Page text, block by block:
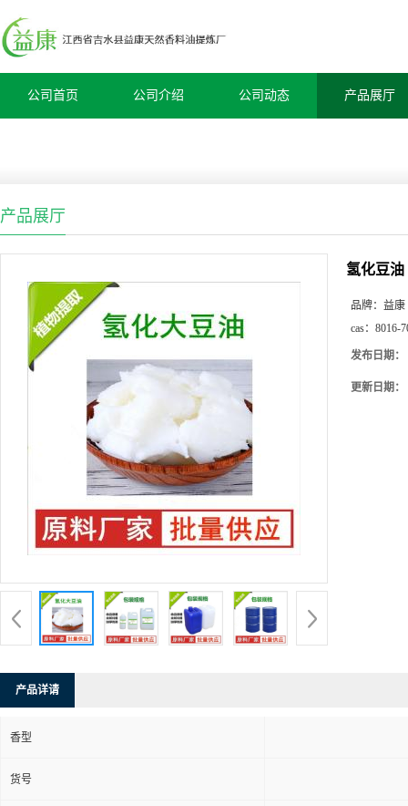
公司首页 公司介绍 公司动态 产品展厅
产品展厅
氢化豆油
品牌： 益康
cas： 8016-
发布日期：
更新日期：
产品详请
香型
货号